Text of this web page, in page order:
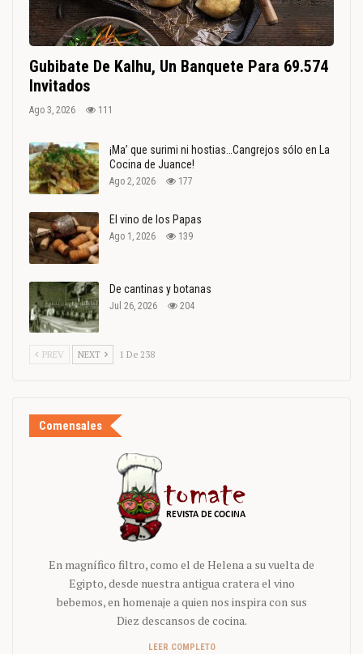
Gubibate De Kalhu, Un Banquete Para 69.574
Invitados
Ago 3, 2026 111
¡Ma’ que surimi ni hostias…Cangrejos sólo en La
Cocina de Juance!
Ago 2, 2026 177
El vino de los Papas
Ago 1, 2026 139
De cantinas y botanas
Jul 26, 2026 204
PREV NEXT 1 De 238
Comensales
En magnífico filtro, como el de Helena a su vuelta de
Egipto, desde nuestra antigua cratera el vino
bebemos, en homenaje a quien nos inspira con sus
Diez descansos de cocina.
LEER COMPLETO